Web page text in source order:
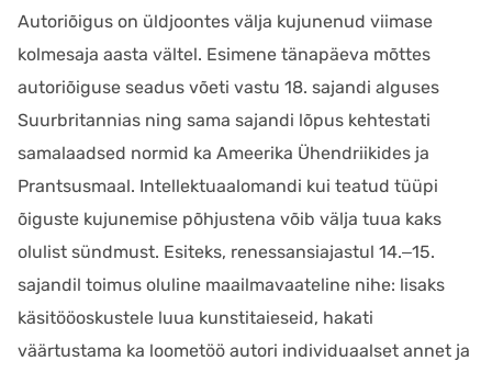
Autoriõigus on üldjoontes välja kujunenud viimase
kolmesaja aasta vältel. Esimene tänapäeva mõttes
autoriõiguse seadus võeti vastu 18. sajandi alguses
Suurbritannias ning sama sajandi lõpus kehtestati
samalaadsed normid ka Ameerika Ühendriikides ja
Prantsusmaal. Intellektuaalomandi kui teatud tüüpi
õiguste kujunemise põhjustena võib välja tuua kaks
olulist sündmust. Esiteks, renessansiajastul 14.‒15.
sajandil toimus oluline maailmavaateline nihe: lisaks
käsitööoskustele luua kunstitaieseid, hakati
väärtustama ka loometöö autori individuaalset annet ja